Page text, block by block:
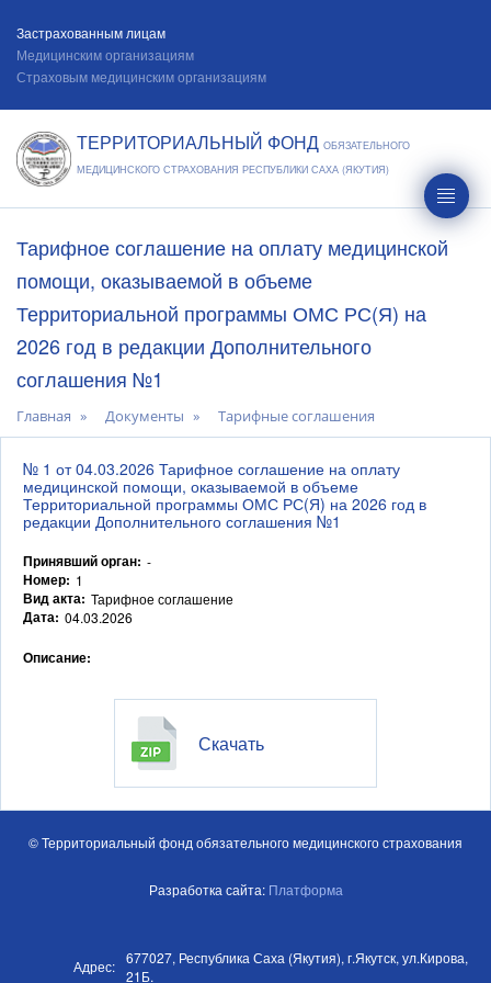
Застрахованным лицам
Медицинским организациям
Страховым медицинским организациям
ТЕРРИТОРИАЛЬНЫЙ ФОНД ОБЯЗАТЕЛЬНОГО
МЕДИЦИНСКОГО СТРАХОВАНИЯ РЕСПУБЛИКИ САХА (ЯКУТИЯ)
Тарифное соглашение на оплату медицинской
помощи, оказываемой в объеме
Территориальной программы ОМС РС(Я) на
2026 год в редакции Дополнительного
соглашения №1
Главная Документы Тарифные соглашения
№ 1 от 04.03.2026 Тарифное соглашение на оплату
медицинской помощи, оказываемой в объеме
Территориальной программы ОМС РС(Я) на 2026 год в
редакции Дополнительного соглашения №1
Принявший орган: -
Номер: 1
Вид акта: Тарифное соглашение
Дата: 04.03.2026
Описание:
Скачать
© Территориальный фонд обязательного медицинского страхования
Разработка сайта: Платформа
Адрес: 677027, Республика Саха (Якутия), г.Якутск, ул.Кирова,
21Б.